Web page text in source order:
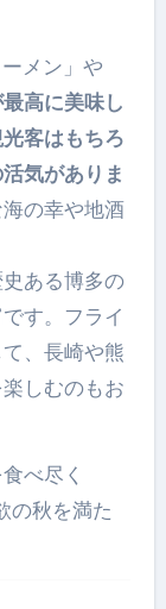
メン」や
高に美味し
客はもちろ
気がありま
の幸や地酒
ある博多の
す。フライ
、長崎や熊
しむのもお
べ尽く
の秋を満た